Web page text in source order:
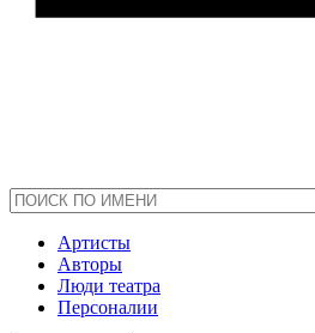
Артисты
Авторы
Люди театра
Персоналии